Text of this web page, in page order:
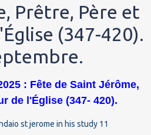
Prêtre, Père et
(347-420).
: Fête de Saint Jérôme,
de l'Église (347- 420).